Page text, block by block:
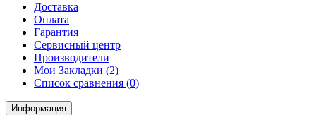
Доставка
Оплата
Гарантия
Сервисный центр
Производители
Мои Закладки (2)
Список сравнения (0)
Информация